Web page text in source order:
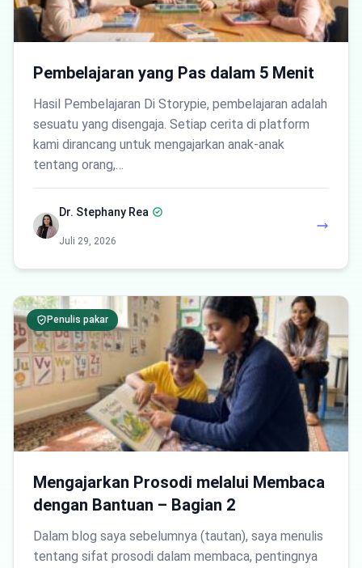
Pembelajaran yang Pas dalam 5 Menit
Hasil Pembelajaran Di Storypie, pembelajaran adalah
sesuatu yang disengaja. Setiap cerita di platform
kami dirancang untuk mengajarkan anak-anak
tentang orang,…
Dr. Stephany Rea
Juli 29, 2026
Penulis pakar
Mengajarkan Prosodi melalui Membaca
dengan Bantuan – Bagian 2
Dalam blog saya sebelumnya (tautan), saya menulis
tentang sifat prosodi dalam membaca, pentingnya